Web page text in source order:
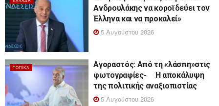
Ανδρουλάκης να κοροϊδεύει τον
Έλληνα και να προκαλεί»
5 Αυγούστου 2026
ΤΟΠΙΚΆ
Αγοραστός: Από τη «λάσπη»στις
φωτογραφίες- Η αποκάλυψη
της πολιτικής αναξιοπιστίας
5 Αυγούστου 2026